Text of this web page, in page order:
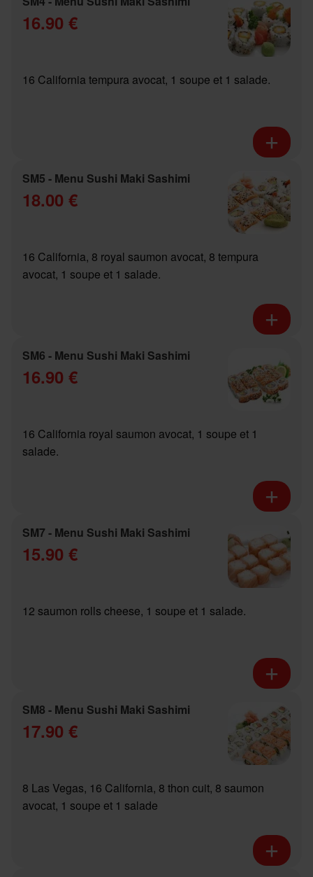
16.90 €
16 California tempura avocat, 1 soupe et 1 salade.
SM5 - Menu Sushi Maki Sashimi
18.00 €
16 California, 8 royal saumon avocat, 8 tempura
avocat, 1 soupe et 1 salade.
SM6 - Menu Sushi Maki Sashimi
16.90 €
16 California royal saumon avocat, 1 soupe et 1
salade.
SM7 - Menu Sushi Maki Sashimi
15.90 €
12 saumon rolls cheese, 1 soupe et 1 salade.
SM8 - Menu Sushi Maki Sashimi
17.90 €
8 Las Vegas, 16 California, 8 thon cuit, 8 saumon
avocat, 1 soupe et 1 salade